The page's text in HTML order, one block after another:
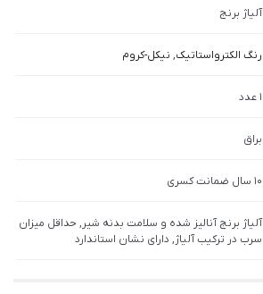
آلیاژ برنج
رنگ الکترواستاتیک, نیکل-کروم
1 عدد
براق
10 سال ضمانت کسری
آلیاژ برنج آنالیز شده و سلامت بدنه شیر, حداقل میزان
سرب در ترکیب آلیاژ, دارای نشان استاندارد